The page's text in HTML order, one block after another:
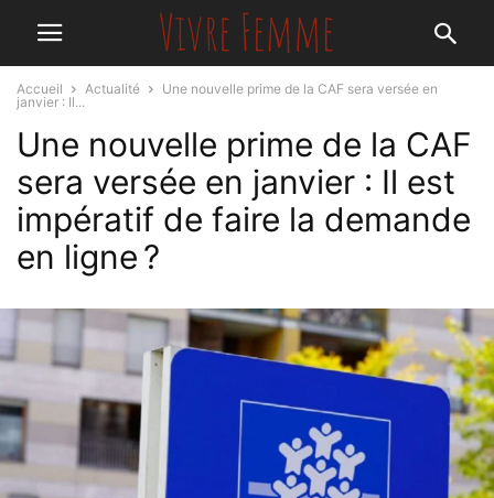
Accueil Actualité
Une nouvelle prime de la CAF sera versée en
janvier : Il...
Une nouvelle prime de la CAF
sera versée en janvier : Il est
impératif de faire la demande
en ligne ?